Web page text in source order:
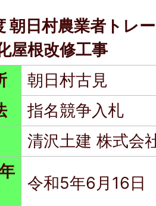
朝日村農業者トレ
屋根改修工事
朝日村古見
指名競争入札
清沢土建 株式会
令和5年6月16日